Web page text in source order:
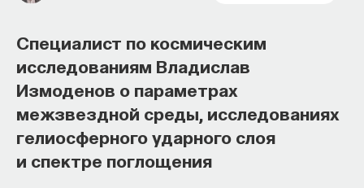
Специалист по космическим
исследованиям Владислав
Измоденов о параметрах
межзвездной среды, исследованиях
гелиосферного ударного слоя
и спектре поглощения
Почти треть жизни мы тратим на сон,
но как он работает и можно ли его
приручить?